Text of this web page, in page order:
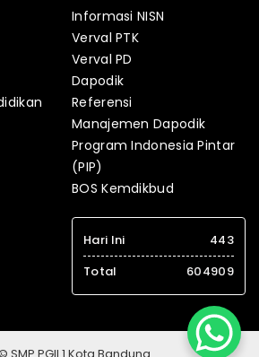
Informasi NISN
Verval PTK
Verval PD
Dapodik
Referensi
Manajemen Dapodik
Program Indonesia Pintar
(PIP)
BOS Kemdikbud
Hari Ini
443
Total
604909